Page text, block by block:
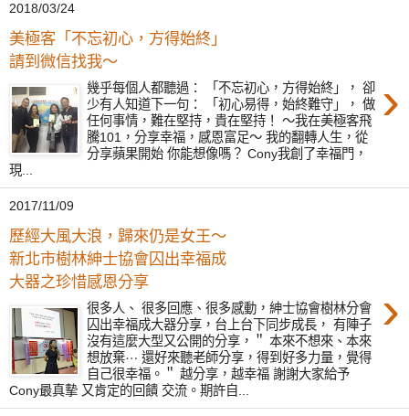
2018/03/24
美極客「不忘初心，方得始終」
請到微信找我～
›
幾乎每個人都聽過： 「不忘初心，方得始終」， 卻
少有人知道下一句： 「初心易得，始終難守」， 做
任何事情，難在堅持，貴在堅持！ ～我在美極客飛
騰101，分享幸福，感恩富足～ 我的翻轉人生，從
分享蘋果開始 你能想像嗎？ Cony我創了幸福門，
現...
2017/11/09
歷經大風大浪，歸來仍是女王～
新北市樹林紳士協會囚出幸福成
大器之珍惜感恩分享
›
很多人、 很多回應、很多感動，紳士協會樹林分會
囚出幸福成大器分享，台上台下同步成長， 有陣子
沒有這麼大型又公開的分享，＂ 本來不想來、本來
想放棄⋯ 還好來聽老師分享，得到好多力量，覺得
自己很幸福。＂ 越分享，越幸福 謝謝大家給予
Cony最真摰 又肯定的回饋 交流。期許自...